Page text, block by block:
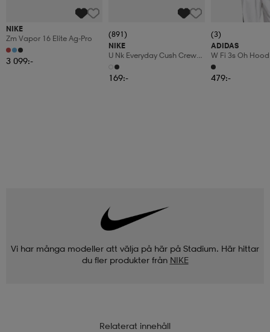
NIKE
Zm Vapor 16 Elite Ag-Pro
3 099:-
(891)
NIKE
U Nk Everyday Cush Crew
3pr
169:-
(3)
ADIDAS
W Fi 3s Oh Hood
479:-
Vi har många modeller att välja på här på Stadium. Här hittar
du fler produkter från NIKE
Relaterat innehåll